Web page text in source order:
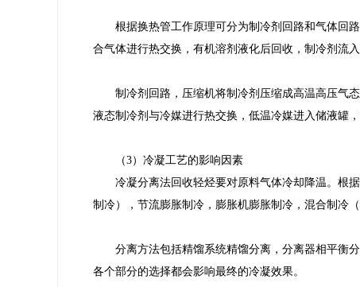
根据换热管工作原理可分为制冷剂回路和气体回
合气体进行热交换，有机溶剂液化后回收，制冷剂流入
制冷剂回路，压缩机将制冷剂压缩成高温高压气
液态制冷剂与冷媒进行热交换，低温冷媒进入储液罐
（3）冷凝工艺的影响因素
冷凝分离法回收轻烃要对原料气体冷却降温。根
制冷），节流膨胀制冷，膨胀机膨胀制冷，混合制冷
分离方法包括精馏系统精馏分离，分离器相平衡
各个部分的选择都会影响最终的冷凝效果。